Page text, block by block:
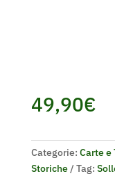
49,90€
Categorie: Carte e
Storiche
Tag: